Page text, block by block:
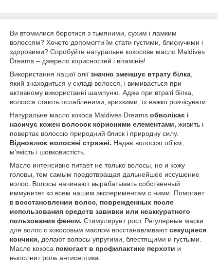
Ви втомилися боротися з тьмяними, сухим і ламким
волоссям? Хочете допомогти їм стати густими, блискучими і
здоровими? Спробуйте натуральне кокосове масло Maldives
Dreams – джерело корисностей і вітамінів!
Використання нашої олії значно зменшує втрату білка
який знаходиться у складі волосся, і вимивається при
активному використанні шампуню. Адже при втраті білка,
волосся стають ослабленими, крихкими, їх важко розчісувати.
Натуральне масло кокоса Maldives Dreams обволікає і
насичує кожен волосок корисними елементами, живить і
повертає волоссю природний блиск і природну силу.
Відновлює волосяні стрижні. Надає волоссю об'єм,
м'якість і шовковистість.
Масло интенсивно питает не только волосы, но и кожу
головы, тем самым предотвращая дальнейшее иссушение
волос. Волосы начинают вырабатывать собственный
иммунитет ко всем нашим экспериментам с ними. Помогает
в восстановлении волос, поврежденных после
использования средств завивки или неаккуратного
пользования феном. Стимулирует рост. Регулярные маски
для волос с кокосовым маслом восстанавливаютсекущиеся
кончики, делают волосы упругими, блестящими и густыми.
Масло кокоса помогает в профилактике перхоти и
выполнит роль антисептика.